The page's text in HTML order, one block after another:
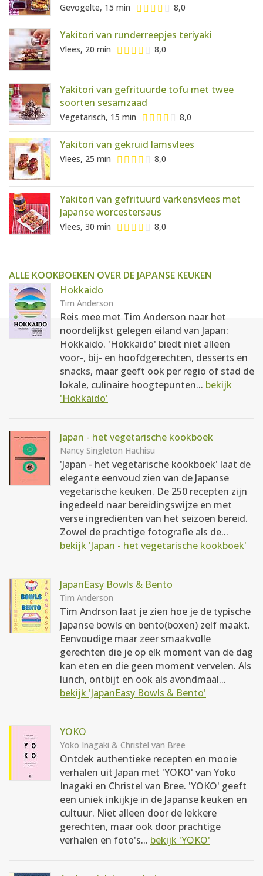
Gevogelte, 15 min 8,0
Yakitori van runderreepjes teriyaki
Vlees, 20 min 8,0
Yakitori van gefrituurde tofu met twee
soorten sesamzaad
Vegetarisch, 15 min 8,0
Yakitori van gekruid lamsvlees
Vlees, 25 min 8,0
Yakitori van gefrituurd varkensvlees met
Japanse worcestersaus
Vlees, 30 min 8,0
ALLE KOOKBOEKEN OVER DE JAPANSE KEUKEN
Hokkaido
Tim Anderson
Reis mee met Tim Anderson naar het
noordelijkst gelegen eiland van Japan:
Hokkaido. 'Hokkaido' biedt niet alleen
voor-, bij- en hoofdgerechten, desserts en
snacks, maar geeft ook per regio of stad de
lokale, culinaire hoogtepunten... bekijk
'Hokkaido'
Japan - het vegetarische kookboek
Nancy Singleton Hachisu
'Japan - het vegetarische kookboek' laat de
elegante eenvoud zien van de Japanse
vegetarische keuken. De 250 recepten zijn
ingedeeld naar bereidingswijze en met
verse ingrediënten van het seizoen bereid.
Zowel de prachtige fotografie als de...
bekijk 'Japan - het vegetarische kookboek'
JapanEasy Bowls & Bento
Tim Anderson
Tim Andrson laat je zien hoe je de typische
Japanse bowls en bento(boxen) zelf maakt.
Eenvoudige maar zeer smaakvolle
gerechten die je op elk moment van de dag
kan eten en die geen moment vervelen. Als
lunch, ontbijt en ook als avondmaal...
bekijk 'JapanEasy Bowls & Bento'
YOKO
Yoko Inagaki & Christel van Bree
Ontdek authentieke recepten en mooie
verhalen uit Japan met 'YOKO' van Yoko
Inagaki en Christel van Bree. 'YOKO' geeft
een uniek inkijkje in de Japanse keuken en
cultuur. Niet alleen door de lekkere
gerechten, maar ook door prachtige
verhalen en foto's... bekijk 'YOKO'